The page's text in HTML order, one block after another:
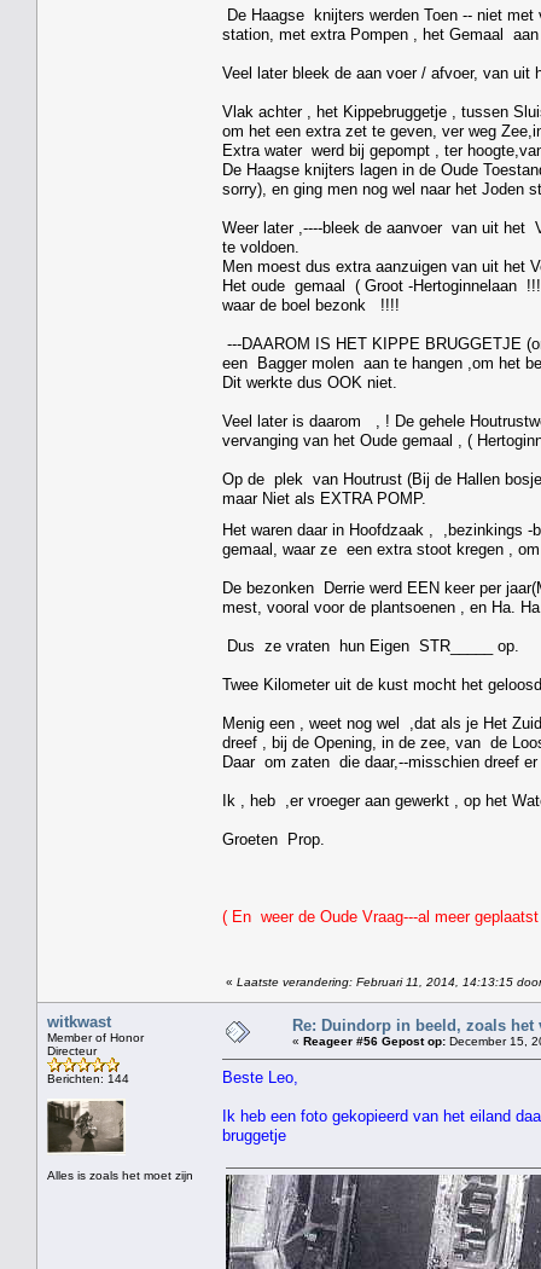
De Haagse knijters werden Toen -- niet
station, met extra Pompen , het Gemaal
Veel later bleek de aan voer / afvoer, van
Vlak achter , het Kippebruggetje , tussen
om het een extra zet te geven, ver weg
Extra water werd bij gepompt , ter
De Haagse knijters lagen in de Oude
sorry), en ging men nog wel naar het Joden
Weer later ,----bleek de aanvoer van uit het
te voldoen.
Men moest dus extra aanzuigen van uit het
Het oude gemaal ( Groot -Hertoginnelaan
waar de boel bezonk !!!!
---DAAROM IS HET KIPPE BRUGGETJE
een Bagger molen aan te hangen ,om het
Dit werkte dus OOK niet.
Veel later is daarom , ! De gehele
vervanging van het Oude gemaal , (
Op de plek van Houtrust (Bij de Hallen
maar Niet als EXTRA POMP.
Het waren daar in Hoofdzaak , ,bezinkings
gemaal, waar ze een extra stoot kregen ,
De bezonken Derrie werd EEN keer per
mest, vooral voor de plantsoenen , en Ha.
Dus ze vraten hun Eigen STR_____ op.
Twee Kilometer uit de kust mocht het
Menig een , weet nog wel ,dat als je Het
dreef , bij de Opening, in de zee, van de
Daar om zaten die daar,--misschien dreef
Ik , heb ,er vroeger aan gewerkt , op het
Groeten Prop.
( En weer de Oude Vraag---al meer
« Laatste verandering: Februari 11, 2014, 14:13:15
witkwast
Member of Honor
Directeur
Berichten: 144
Alles is zoals het moet zijn
Re: Duindorp in beeld, zoals het
« Reageer #56 Gepost op: December 15,
Beste Leo,
Ik heb een foto gekopieerd van het eiland
bruggetje